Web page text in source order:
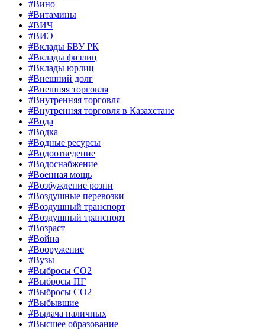
#Вино
#Витамины
#ВИЧ
#ВИЭ
#Вклады БВУ РК
#Вклады физлиц
#Вклады юрлиц
#Внешний долг
#Внешняя торговля
#Внутренняя торговля
#Внутренняя торговля в Казахстане
#Вода
#Водка
#Водные ресурсы
#Водоотведение
#Водоснабжение
#Военная мощь
#Возбуждение розни
#Воздушные перевозки
#Воздушный транспорт
#Воздушный транспорт
#Возраст
#Война
#Вооружение
#Вузы
#Выбросы CO2
#Выбросы ПГ
#Выбросы СО2
#Выбывшие
#Выдача наличных
#Высшее образование